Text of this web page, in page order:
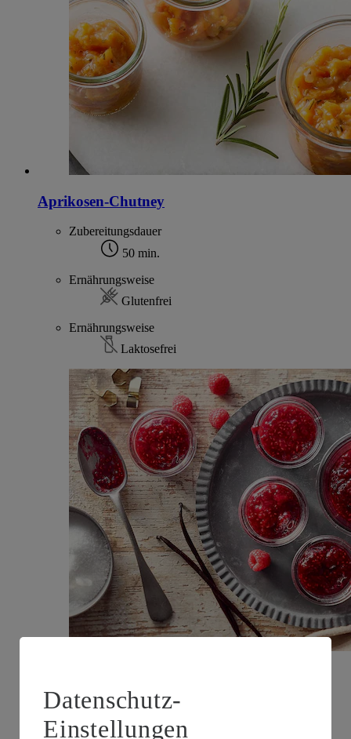
Aprikosen-Chutney
Zubereitungsdauer
50 min.
Ernährungsweise
Glutenfrei
Ernährungsweise
Laktosefrei
Zubereitungsdauer
15 min.
Datenschutz-
Einstellungen